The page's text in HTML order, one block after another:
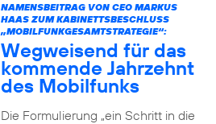
NAMENSBEITRAG VON CEO MARKUS
HAAS ZUM KABINETTSBESCHLUSS
„MOBILFUNKGESAMTSTRATEGIE“:
Wegweisend für das
kommende Jahrzehnt
des Mobilfunks
Die Formulierung „ein Schritt in die